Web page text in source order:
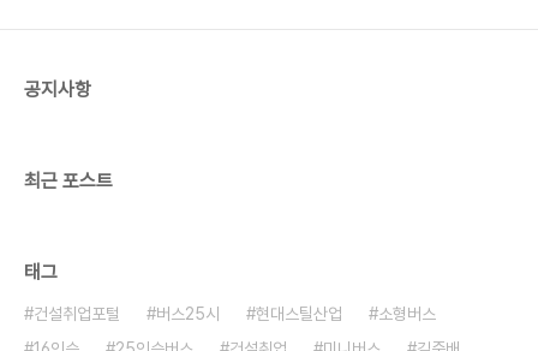
공지사항
최근 포스트
태그
건설취업포털 버스25시 현대스틸산업
소형버스